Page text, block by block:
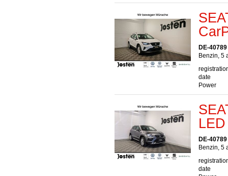
DE-
Benzin, 5
date
Power
DE-
Benzin, 5
date